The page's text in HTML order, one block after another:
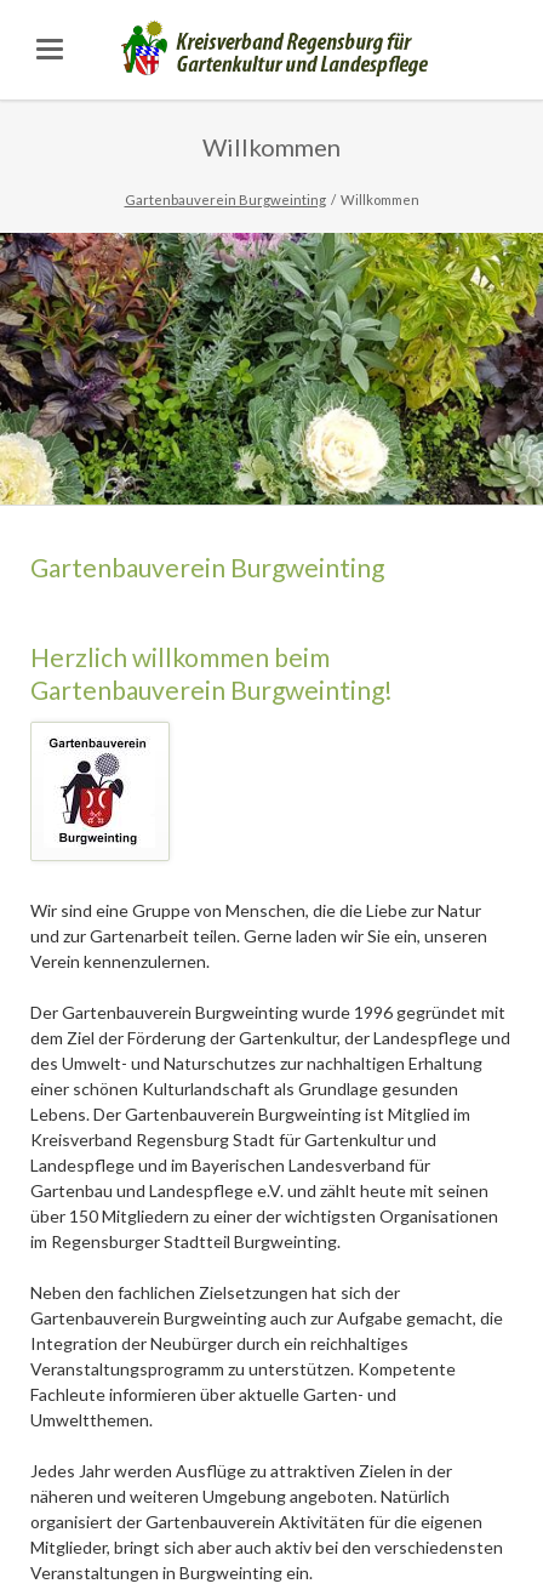
Willkommen
Gartenbauverein Burgweinting Willkommen
Gartenbauverein Burgweinting
Herzlich willkommen beim
Gartenbauverein Burgweinting!
Wir sind eine Gruppe von Menschen, die die Liebe zur Natur
und zur Gartenarbeit teilen. Gerne laden wir Sie ein, unseren
Verein kennenzulernen.
Der Gartenbauverein Burgweinting wurde 1996 gegründet mit
dem Ziel der Förderung der Gartenkultur, der Landespflege und
des Umwelt- und Naturschutzes zur nachhaltigen Erhaltung
einer schönen Kulturlandschaft als Grundlage gesunden
Lebens. Der Gartenbauverein Burgweinting ist Mitglied im
Kreisverband Regensburg Stadt für Gartenkultur und
Landespflege und im Bayerischen Landesverband für
Gartenbau und Landespflege e.V. und zählt heute mit seinen
über 150 Mitgliedern zu einer der wichtigsten Organisationen
im Regensburger Stadtteil Burgweinting.
Neben den fachlichen Zielsetzungen hat sich der
Gartenbauverein Burgweinting auch zur Aufgabe gemacht, die
Integration der Neubürger durch ein reichhaltiges
Veranstaltungsprogramm zu unterstützen. Kompetente
Fachleute informieren über aktuelle Garten- und
Umweltthemen.
Jedes Jahr werden Ausflüge zu attraktiven Zielen in der
näheren und weiteren Umgebung angeboten. Natürlich
organisiert der Gartenbauverein Aktivitäten für die eigenen
Mitglieder, bringt sich aber auch aktiv bei den verschiedensten
Veranstaltungen in Burgweinting ein.